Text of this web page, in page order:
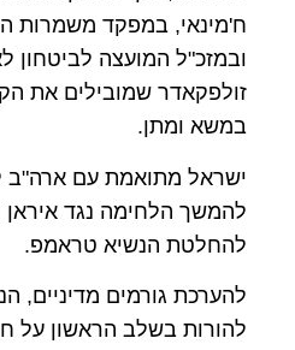
ח'מינאי, במפקד משמרות
ובמזכ"ל המועצה לביטחון
זולפקאדר שמובילים את
במשא ומתן.
ישראל מתואמת עם ארה"ב
להמשך הלחימה נגד איראן
להחלטת הנשיא טראמפ.
להערכת גורמים מדיניים,
להורות בשלב הראשון על